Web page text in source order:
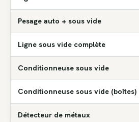
Pesage auto + sous vide
Ligne sous vide complète
Conditionneuse sous vide
Conditionneuse sous vide (boîtes)
Détecteur de métaux